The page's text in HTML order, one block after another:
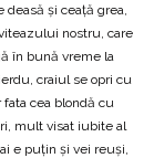
deasă și ceață grea,
nostru, care
în bună vreme la
craiul se opri cu
cea blondă cu
mult visat iubite al
e puțin și vei reuşi,